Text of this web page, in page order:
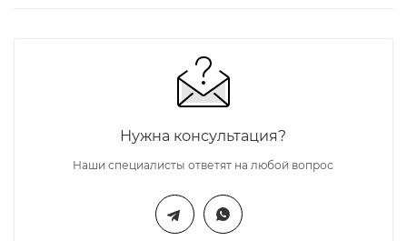
Нужна консультация?
Наши специалисты ответят на любой вопрос